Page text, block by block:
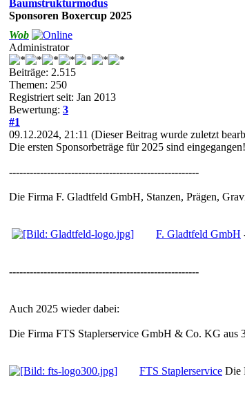
Baumstrukturmodus
Sponsoren Boxercup 2025
Wob
Administrator
Beiträge: 2.515
Themen: 250
Registriert seit: Jan 2013
Bewertung: 3
#1
09.12.2024, 21:11 (Dieser Beitrag wurde zuletzt
Die ersten Sponsorbeträge für 2025 sind eingegangen!
-------------------------------------------------------
Die Firma F. Gladtfeld GmbH, Stanzen, Prägen,
F. Gladtfeld GmbH
-------------------------------------------------------
Auch 2025 wieder dabei:
Die Firma FTS Staplerservice GmbH & Co. KG aus
FTS Staplerservice Die